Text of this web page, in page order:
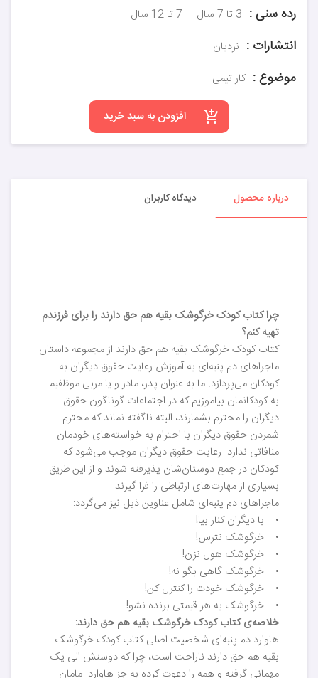
رده سنی : 3 تا 7 سال 7 تا 12 سال
انتشارات : نردبان
موضوع : کار تیمی
افزودن به سبد خرید
درباره محصول دیدگاه کاربران
چرا کتاب کودک خرگوشک بقیه هم حق دارند را برای فرزندم
تهیه کنم؟
کتاب کودک خرگوشک بقیه هم حق دارند از مجموعه داستان‌
ماجراهای دم پنبه‌ای به آموزش رعایت حقوق دیگران به
کودکان می‌پردازد. ما به عنوان پدر، مادر و یا مربی موظفیم
به کودکانمان بیاموزیم که در اجتماعات گوناگون حقوق
دیگران را محترم بشمارند، البته ناگفته نماند که محترم
شمردن حقوق دیگران با احترام به خواسته‌های خودمان
منافاتی ندارد. رعایت حقوق دیگران موجب می‌شود که
کودکان در جمع دوستان‌شان پذیرفته شوند و از این طریق
بسیاری از مهارت‌های ارتباطی را فرا گیرند.
ماجراهای دم پنبه‌ای شامل عناوین ذیل نیز می‌گردد:
• با دیگران کنار بیا!
• خرگوشک نترس!
• خرگوشک هول نزن!
• خرگوشک گاهی بگو نه!
• خرگوشک خودت را کنترل کن!
• خرگوشک به هر قیمتی برنده نشو!
خلاصه‌ی کتاب کودک خرگوشک بقیه هم حق دارند:
هاوارد دم پنبه‌ای شخصیت اصلی کتاب کودک خرگوشک
بقیه هم حق دارند ناراحت است، چرا که دوستش الی یک